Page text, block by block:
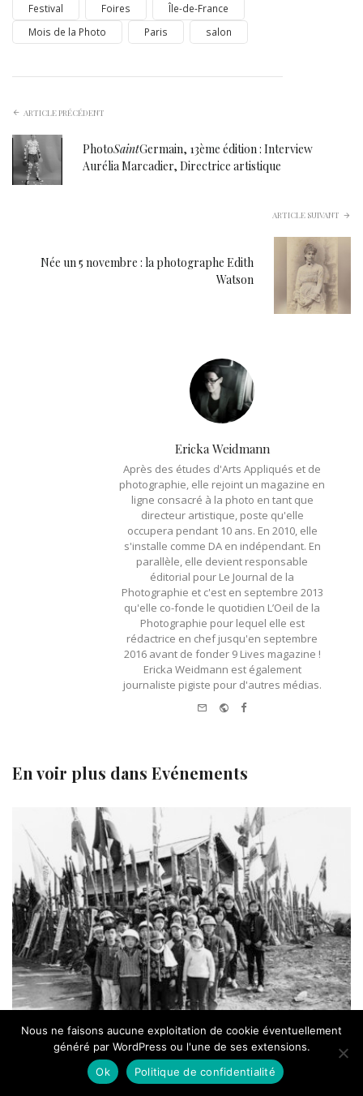
Festival Foires
Île-de-France
Mois de la Photo
Paris salon
ARTICLE PRÉCÉDENT
PhotoSaintGermain, 13ème édition : Interview
Aurélia Marcadier, Directrice artistique
ARTICLE SUIVANT
Née un 5 novembre : la photographe Edith
Watson
Ericka Weidmann
Après des études d'Arts Appliqués et de
photographie, elle rejoint un magazine en
ligne consacré à la photo en tant que
directeur artistique, poste qu'elle
occupera pendant 10 ans. En 2010, elle
s'installe comme DA en indépendant. En
parallèle, elle devient responsable
éditorial pour Le Journal de la
Photographie et c'est en septembre 2013
qu'elle co-fonde le quotidien L’Oeil de la
Photographie pour lequel elle est
rédactrice en chef jusqu'en septembre
2016 avant de fonder 9 Lives magazine !
Ericka Weidmann est également
journaliste pigiste pour d'autres médias.
e-mail Website
Facebook
En voir plus dans Evénements
EVÉNEMENTS
Nous ne faisons aucune exploitation de cookie éventuellement
généré par WordPress ou l'une de ses extensions.
Ok
Politique de confidentialité